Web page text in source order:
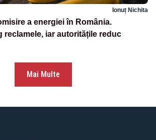
Ionuț Nichita
a energiei în România.
reclamele, iar autoritățile reduc
Mai Multe